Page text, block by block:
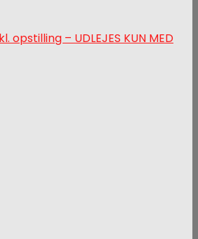
opstilling – UDLEJES KUN MED